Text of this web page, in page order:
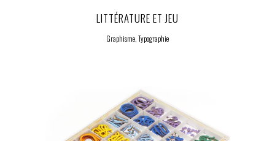
LITTÉRATURE ET JEU
Graphisme, Typographie